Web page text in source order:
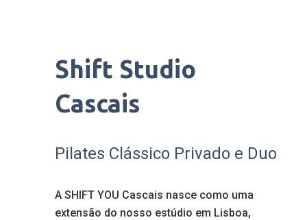
Shift Studio
Cascais
Pilates Clássico Privado e Duo
A SHIFT YOU Cascais nasce como uma
extensão do nosso estúdio em Lisboa,